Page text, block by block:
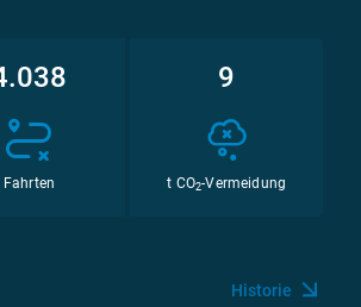
Fahrten
9
t CO2-Vermeidung
Historie